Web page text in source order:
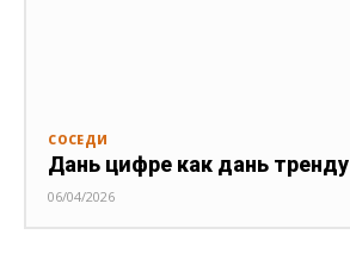
СОСЕДИ
Дань цифре как дань тренду
06/04/2026